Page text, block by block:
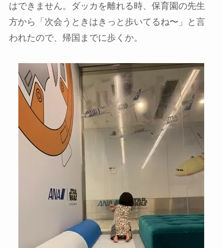
はできません。ダッカを離れる時、保育園の先生
方から「次会うときはきっと歩いてるね〜」と言
われたので、帰国までに歩くか。